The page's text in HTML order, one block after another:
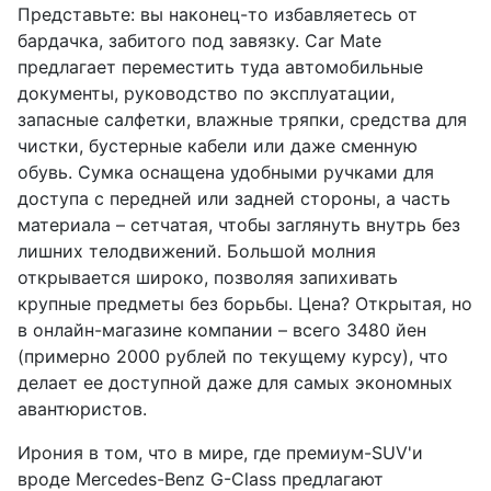
Представьте: вы наконец-то избавляетесь от
бардачка, забитого под завязку. Car Mate
предлагает переместить туда автомобильные
документы, руководство по эксплуатации,
запасные салфетки, влажные тряпки, средства для
чистки, бустерные кабели или даже сменную
обувь. Сумка оснащена удобными ручками для
доступа с передней или задней стороны, а часть
материала – сетчатая, чтобы заглянуть внутрь без
лишних телодвижений. Большой молния
открывается широко, позволяя запихивать
крупные предметы без борьбы. Цена? Открытая, но
в онлайн-магазине компании – всего 3480 йен
(примерно 2000 рублей по текущему курсу), что
делает ее доступной даже для самых экономных
авантюристов.
Ирония в том, что в мире, где премиум-SUV'и
вроде Mercedes-Benz G-Class предлагают